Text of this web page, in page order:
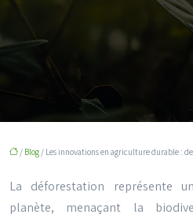
/ Blog / Les innovations en agriculture durable :
La déforestation représente
planète, menaçant la